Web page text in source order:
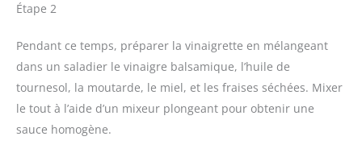
Étape 2
Pendant ce temps, préparer la vinaigrette en mélangeant
dans un saladier le vinaigre balsamique, l’huile de
tournesol, la moutarde, le miel, et les fraises séchées. Mixer
le tout à l’aide d’un mixeur plongeant pour obtenir une
sauce homogène.